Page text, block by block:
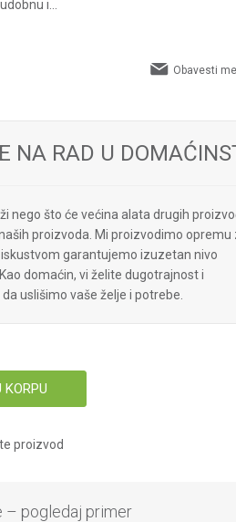
i
Obavesti
NA RAD U
nego što će većina alata drugih
proizvoda. Mi proizvodimo opremu
garantujemo izuzetan nivo
domaćin, vi želite dugotrajnost i
uslišimo vaše želje i potrebe.
KORPU
proizvod
– pogledaj primer